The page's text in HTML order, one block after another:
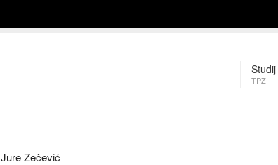
Studij
TPŽ
Jure Zečević